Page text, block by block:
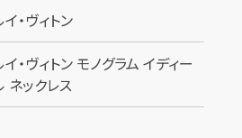
・ヴィトン
イ・ヴィトン モノグラム イディー
ネックレス